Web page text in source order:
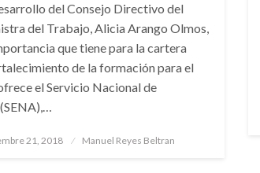
del Consejo Directivo del
del Trabajo, Alicia Arango Olmos,
que tiene para la cartera
de la formación para el
el Servicio Nacional de
21, 2018 Manuel Reyes Beltran